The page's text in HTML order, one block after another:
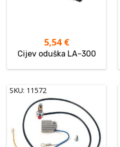
5,54 €
Cijev oduška LA-300
SKU: 11572